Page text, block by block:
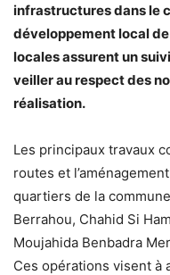
infrastructures dans le
développement local
locales assurent un
veiller au respect des
réalisation.
Les principaux travaux
routes et
quartiers de la
Berrahou, Chahid Si
Moujahida Benbadra
Ces opérations visent à